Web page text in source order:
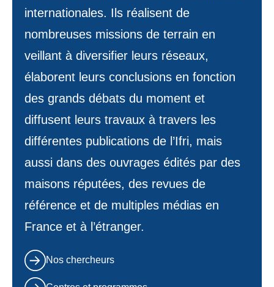
internationales. Ils réalisent de
nombreuses missions de terrain en
veillant à diversifier leurs réseaux,
élaborent leurs conclusions en fonction
des grands débats du moment et
diffusent leurs travaux à travers les
différentes publications de l’Ifri, mais
aussi dans des ouvrages édités par des
maisons réputées, des revues de
référence et de multiples médias en
France et à l’étranger.
Nos chercheurs